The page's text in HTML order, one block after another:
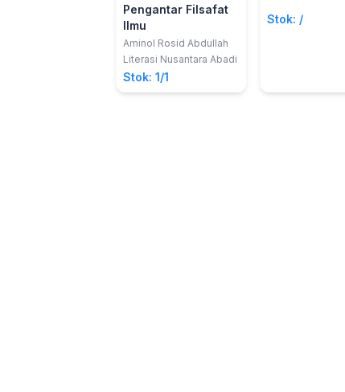
Pengantar Filsafat
Ilmu
Aminol Rosid Abdullah
Literasi Nusantara Abadi
Stok: 1/1
Stok: /